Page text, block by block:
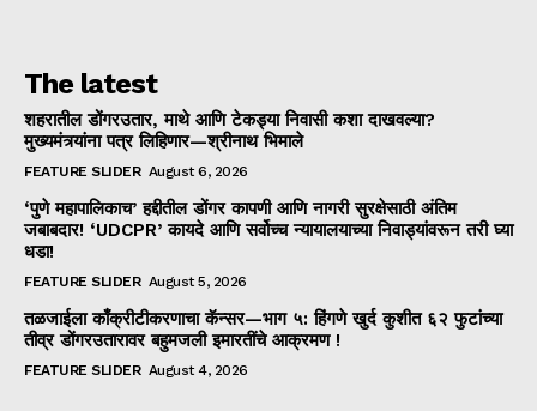
The latest
शहरातील डोंगरउतार, माथे आणि टेकड्या निवासी कशा दाखवल्या?
मुख्यमंत्र्यांना पत्र लिहिणार—श्रीनाथ भिमाले
FEATURE SLIDER August 6, 2026
‘पुणे महापालिकाच’ हद्दीतील डोंगर कापणी आणि नागरी सुरक्षेसाठी अंतिम
जबाबदार! ‘UDCPR’ कायदे आणि सर्वोच्च न्यायालयाच्या निवाड्यांवरून तरी घ्या
धडा!
FEATURE SLIDER August 5, 2026
तळजाईला काँक्रीटीकरणाचा कॅन्सर—भाग ५: हिंगणे खुर्द कुशीत ६२ फुटांच्या
तीव्र डोंगरउतारावर बहुमजली इमारतींचे आक्रमण !
FEATURE SLIDER August 4, 2026